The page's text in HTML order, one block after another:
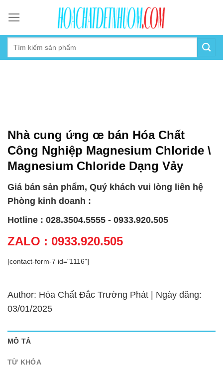
content
Nhà cung ứng œ bán Hóa Chất
Công Nghiệp Magnesium Chloride \
Magnesium Chloride Dạng Vảy
Giá bán sản phẩm, Quý khách vui lòng liên hệ
Phòng kinh doanh :
Hotline : 028.3504.5555 - 0933.920.505
ZALO : 0933.920.505
[contact-form-7 id="1116"]
Author: Hóa Chất Đắc Trường Phát | Ngày đăng:
03/01/2025
MÔ TẢ
TỪ KHÓA